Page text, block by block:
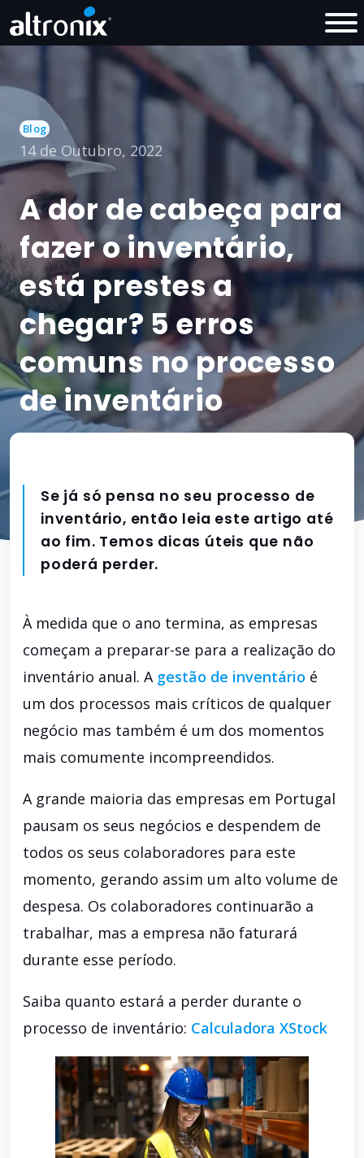
Blog
14 de Outubro, 2022
A dor de cabeça para
fazer o inventário,
está prestes a
chegar? 5 erros
comuns no processo
de inventário
Se já só pensa no seu processo de
inventário, então leia este artigo até
ao fim. Temos dicas úteis que não
poderá perder.
À medida que o ano termina, as empresas
começam a preparar-se para a realização do
inventário anual. A gestão de inventário é
um dos processos mais críticos de qualquer
negócio mas também é um dos momentos
mais comumente incompreendidos.
A grande maioria das empresas em Portugal
pausam os seus negócios e despendem de
todos os seus colaboradores para este
momento, gerando assim um alto volume de
despesa. Os colaboradores continuarão a
trabalhar, mas a empresa não faturará
durante esse período.
Saiba quanto estará a perder durante o
processo de inventário: Calculadora XStock